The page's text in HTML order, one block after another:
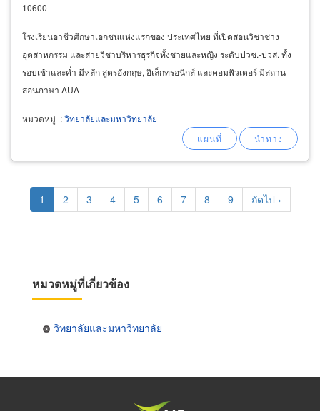
10600
โรงเรียนอาชีวศึกษาเอกชนแห่งแรกของ ประเทศไทย ที่เปิดสอนวิชาช่าง
อุตสาหกรรม และสายวิชาบริหารธุรกิจทั้งชายและหญิง ระดับปวช.-ปวส. ทั้ง
รอบเช้าและค่ำ มีหลัก สูตรอังกฤษ, อิเล็กทรอนิกส์ และคอมพิวเตอร์ มีสถาน
สอนภาษา AUA
หมวดหมู่ :วิทยาลัยและมหาวิทยาลัย
Pagination
Current
page
1 Page
2 Page
3 Page
4 Page
5 Page
6 Page
7 Page
8 Page
9
Next
page
ถัดไป ›
หมวดหมู่ที่เกี่ยวข้อง
วิทยาลัยและมหาวิทยาลัย